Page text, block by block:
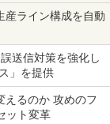
産ライン構成を自動
送信対策を強化し
」を提供
えるのか 攻めのフ
ット変革